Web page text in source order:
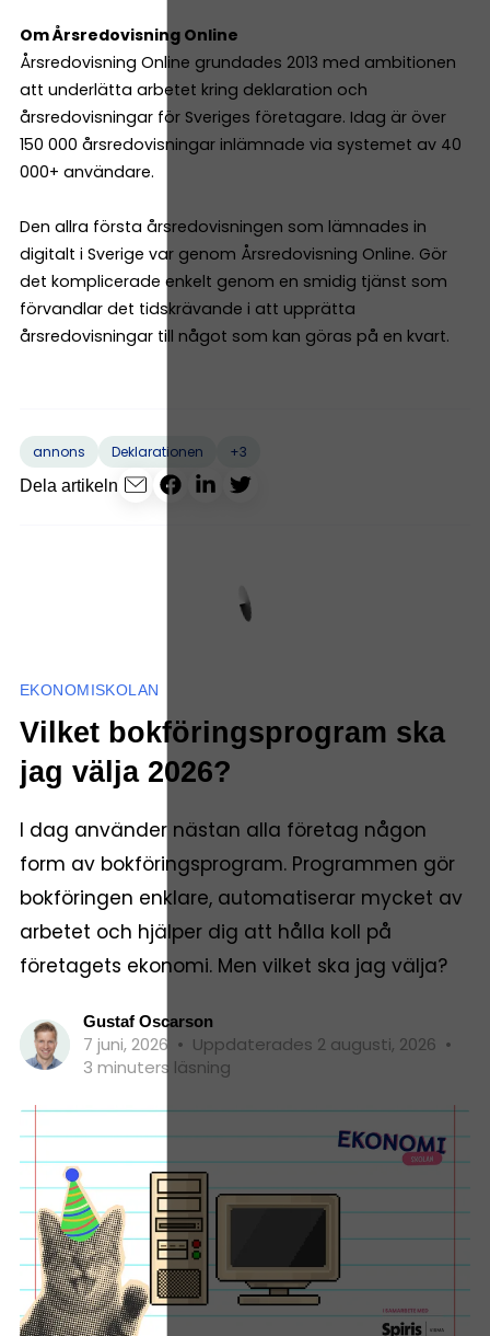
Om Årsredovisning Online
Årsredovisning Online grundades 2013 med ambitionen
att underlätta arbetet kring deklaration och
årsredovisningar för Sveriges företagare. Idag är över
150 000 årsredovisningar inlämnade via systemet av 40
000+ användare.
Den allra första årsredovisningen som lämnades in
digitalt i Sverige var genom Årsredovisning Online. Gör
det komplicerade enkelt genom en smidig tjänst som
förvandlar det tidskrävande i att upprätta
årsredovisningar till något som kan göras på en kvart.
annons Deklarationen
+3
Dela artikeln
EKONOMISKOLAN
Vilket bokföringsprogram ska
jag välja 2026?
I dag använder nästan alla företag någon
form av bokföringsprogram. Programmen gör
bokföringen enklare, automatiserar mycket av
arbetet och hjälper dig att hålla koll på
företagets ekonomi. Men vilket ska jag välja?
Gustaf Oscarson
7 juni, 2026 • Uppdaterades 2 augusti, 2026 •
3 minuters läsning